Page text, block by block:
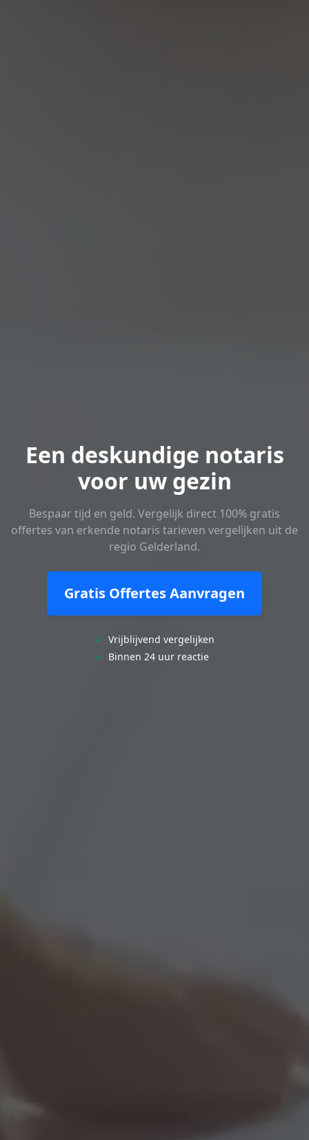
Een deskundige notaris
voor uw gezin
Bespaar tijd en geld. Vergelijk direct 100% gratis
offertes van erkende notaris tarieven vergelijken uit de
regio Gelderland.
Gratis Offertes Aanvragen
✓ Vrijblijvend vergelijken
✓ Binnen 24 uur reactie